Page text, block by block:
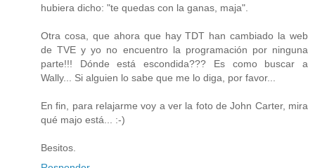
hubiera dicho: "te quedas con la ganas, maja".
Otra cosa, que ahora que hay TDT han cambiado la web
de TVE y yo no encuentro la programación por ninguna
parte!!! Dónde está escondida??? Es como buscar a
Wally... Si alguien lo sabe que me lo diga, por favor...
En fin, para relajarme voy a ver la foto de John Carter, mira
qué majo está... :-)
Besitos.